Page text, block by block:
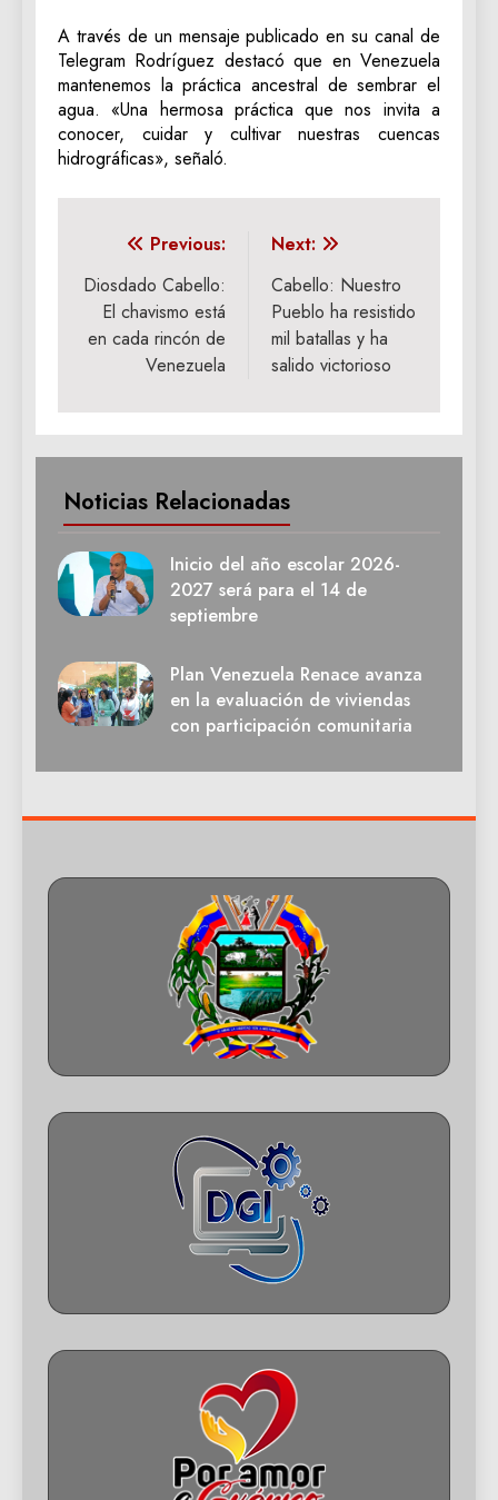
A través de un mensaje publicado en su canal de
Telegram Rodríguez destacó que en Venezuela
mantenemos la práctica ancestral de sembrar el
agua. «Una hermosa práctica que nos invita a
conocer, cuidar y cultivar nuestras cuencas
hidrográficas», señaló.
Navegación
de
entradas
Previous:
Diosdado Cabello:
El chavismo está
en cada rincón de
Venezuela
Next:
Cabello: Nuestro
Pueblo ha resistido
mil batallas y ha
salido victorioso
Noticias Relacionadas
Inicio del año escolar 2026-
2027 será para el 14 de
septiembre
Plan Venezuela Renace avanza
en la evaluación de viviendas
con participación comunitaria